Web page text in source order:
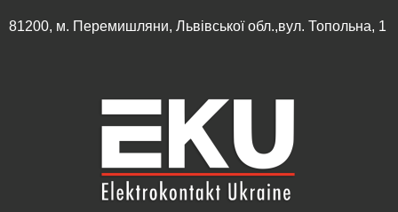
81200, м. Перемишляни, Львівської обл.,вул. Топольна, 1